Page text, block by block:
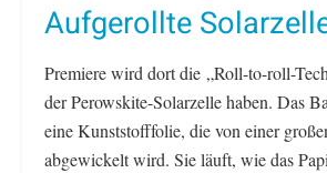
Aufgerollte
Premiere wird dort die „Roll-to-roll-
der Perowskite-Solarzelle haben. Das
eine Kunststofffolie, die von einer
abgewickelt wird. Sie läuft, wie das